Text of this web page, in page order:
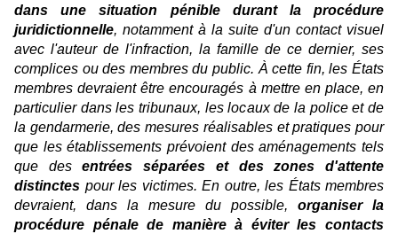
dans une situation pénible durant la procédure
juridictionnelle, notamment à la suite d'un contact visuel
avec l'auteur de l'infraction, la famille de ce dernier, ses
complices ou des membres du public. À cette fin, les États
membres devraient être encouragés à mettre en place, en
particulier dans les tribunaux, les locaux de la police et de
la gendarmerie, des mesures réalisables et pratiques pour
que les établissements prévoient des aménagements tels
que desentrées séparées et des zones d'attente
distinctes pour les victimes. En outre, les États membres
devraient, dans la mesure du possible, organiser la
procédure pénale de manière à éviter les contacts